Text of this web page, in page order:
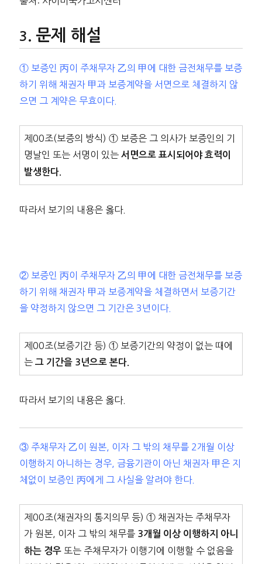
문제 해설
① 보증인 丙이 주채무자 乙의 甲에 대한 금전채무를 보증
하기 위해 채권자 甲과 보증계약을 서면으로 체결하지 않
으면 그 계약은 무효이다.
제00조(보증의 방식) ① 보증은 그 의사가 보증인의 기
명날인 또는 서명이 있는 서면으로 표시되어야 효력이
발생한다.
따라서 보기의 내용은 옳다.
② 보증인 丙이 주채무자 乙의 甲에 대한 금전채무를 보증
하기 위해 채권자 甲과 보증계약을 체결하면서 보증기간
을 약정하지 않으면 그 기간은 3년이다.
제00조(보증기간 등) ① 보증기간의 약정이 없는 때에
는 그 기간을 3년으로 본다.
따라서 보기의 내용은 옳다.
③ 주채무자 乙이 원본, 이자 그 밖의 채무를 2개월 이상
이행하지 아니하는 경우, 금융기관이 아닌 채권자 甲은 지
체없이 보증인 丙에게 그 사실을 알려야 한다.
제00조(채권자의 통지의무 등) ① 채권자는 주채무자
가 원본, 이자 그 밖의 채무를 3개월 이상 이행하지 아니
하는 경우또는 주채무자가 이행기에 이행할 수 없음을